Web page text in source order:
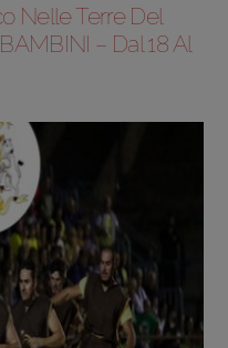
Nelle Terre Del
– Dal 18 Al